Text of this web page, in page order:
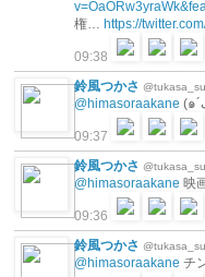
権… https://
09:38
鈴風つかさ
@himasoraakane
09:37
鈴風つかさ
@himasoraakane 映
09:36
鈴風つかさ
@himasoraakane チ